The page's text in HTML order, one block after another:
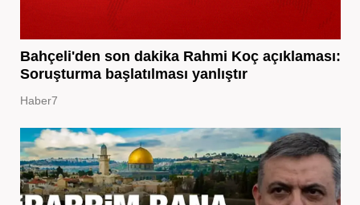
Bahçeli'den son dakika Rahmi Koç açıklaması:
Soruşturma başlatılması yanlıştır
Haber7